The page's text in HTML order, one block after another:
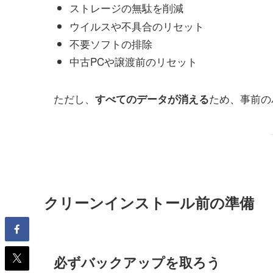
ストレージの無駄を削減
ウイルスや不具合のリセット
不要ソフトの排除
中古PCや譲渡前のリセット
ただし、 すべてのデータが消えるため、事前
クリーンインストール前の準備
必ずバックアップを取ろう